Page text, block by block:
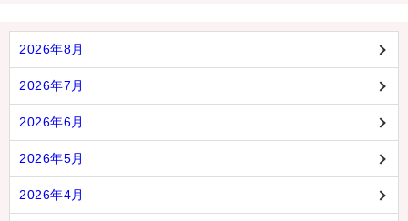
2026年8月
2026年7月
2026年6月
2026年5月
2026年4月